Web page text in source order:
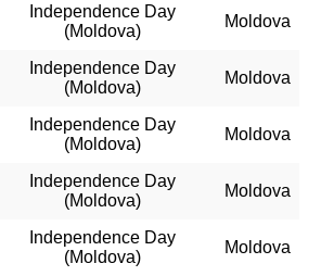
Independence Day
(Moldova)
Moldova
Independence Day
(Moldova)
Moldova
Independence Day
(Moldova)
Moldova
Independence Day
(Moldova)
Moldova
Independence Day
(Moldova)
Moldova